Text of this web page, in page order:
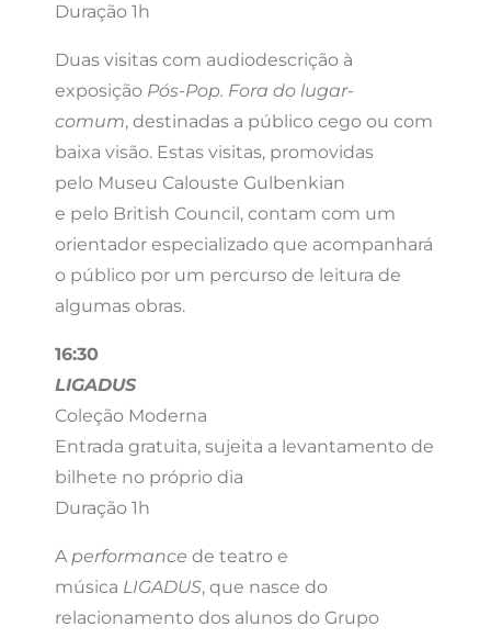
Duração 1h
Duas visitas com audiodescrição à
exposição Pós-Pop. Fora do lugar-
comum, destinadas a público cego ou com
baixa visão. Estas visitas, promovidas
pelo Museu Calouste Gulbenkian
e pelo British Council, contam com um
orientador especializado que acompanhará
o público por um percurso de leitura de
algumas obras.
16:30
LIGADUS
Coleção Moderna
Entrada gratuita, sujeita a levantamento de
bilhete no próprio dia
Duração 1h
A performance de teatro e
música LIGADUS, que nasce do
relacionamento dos alunos do Grupo